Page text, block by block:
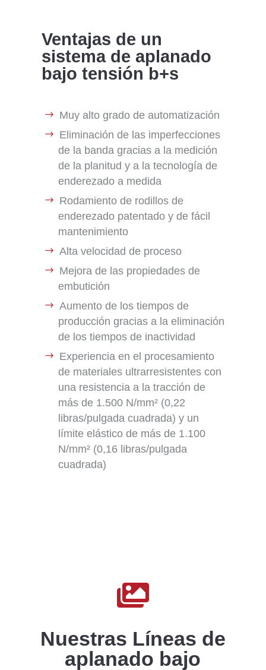
Ventajas de un
sistema de aplanado
bajo tensión b+s
Muy alto grado de automatización
Eliminación de las imperfecciones
de la banda gracias a la medición
de la planitud y a la tecnología de
enderezado a medida
Rodamiento de rodillos de
enderezado patentado y de fácil
mantenimiento
Alta velocidad de proceso
Mejora de las propiedades de
embutición
Aumento de los tiempos de
producción gracias a la eliminación
de los tiempos de inactividad
Experiencia en el procesamiento
de materiales ultrarresistentes con
una resistencia a la tracción de
más de 1.500 N/mm² (0,22
libras/pulgada cuadrada) y un
límite elástico de más de 1.100
N/mm² (0,16 libras/pulgada
cuadrada)

Nuestras Líneas de
aplanado bajo